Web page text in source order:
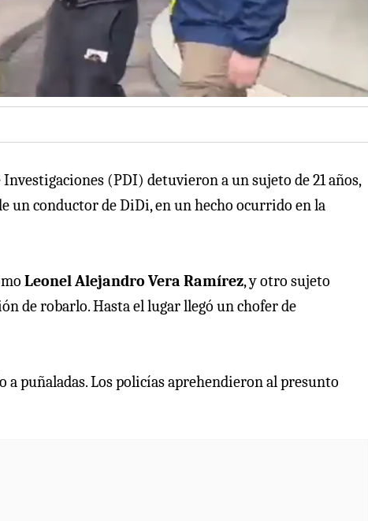
(PDI) detuvieron a un sujeto de 21 años,
un conductor de DiDi, en un hecho ocurrido en la
Leonel Alejandro Vera Ramírez, y otro sujeto
de robarlo. Hasta el lugar llegó un chofer de
puñaladas. Los policías aprehendieron al presunto